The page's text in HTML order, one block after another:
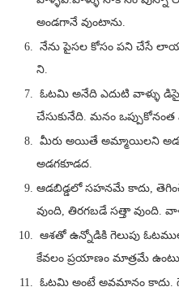
అండగానే వుంటాను.
నేను పైసల కోసం పని చేసే
ని.
ఓటమి అనేది ఎదుటి వాళ్ళు
చేసుకునేది. మనం ఒప్పుకోనంత
మీరు అయితే అమ్మాయిలని
అడగకూడద.
ఆడబిడ్డలో సహనమే కాదు, తెగించే
వుంది, తిరగబడే సత్తా వుంది.
ఆశతో ఉన్నోడికి గెలుపు
కేవలం ప్రయాణం మాత్రమే
ఓటమి అంటే అవమానం కాదు.